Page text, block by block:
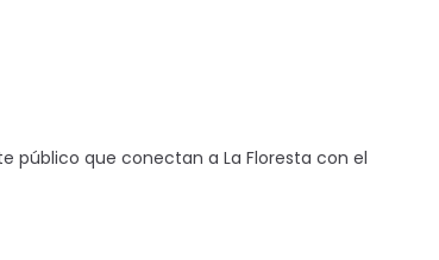
público que conectan a La Floresta con el